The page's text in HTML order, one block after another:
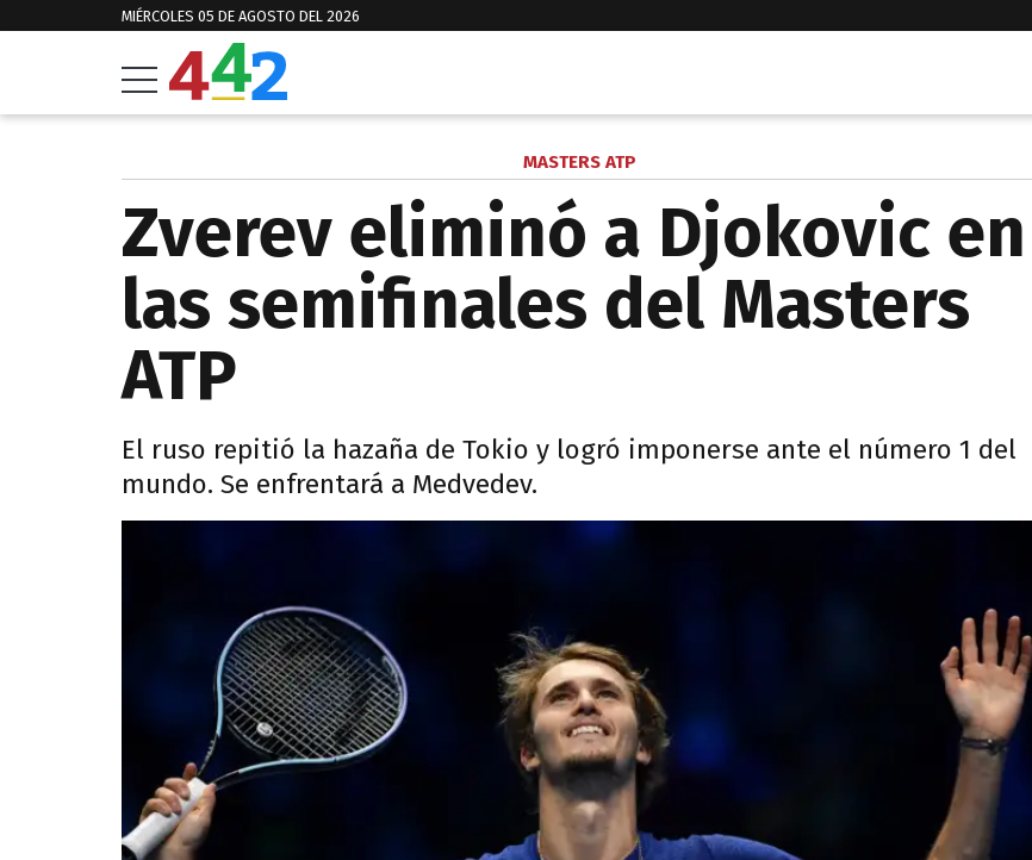
MIÉRCOLES 05 DE AGOSTO DEL 2026
MASTERS ATP
Zverev eliminó a Djokovic en
las semifinales del Masters
ATP
El ruso repitió la hazaña de Tokio y logró imponerse ante el número 1 del
mundo. Se enfrentará a Medvedev.